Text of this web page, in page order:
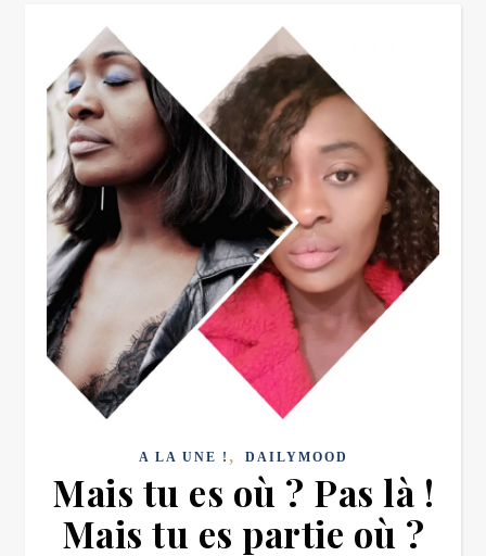
A LA UNE ! , DAILYMOOD
Mais tu es où ? Pas là !
Mais tu es partie où ?